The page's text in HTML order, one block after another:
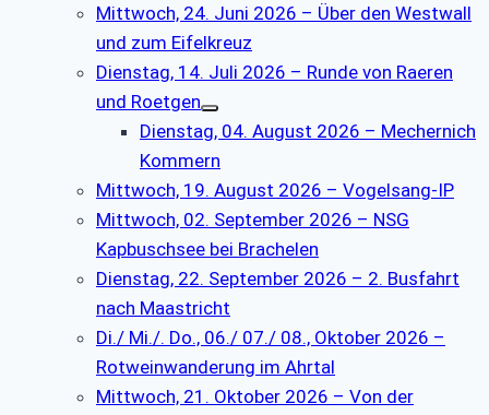
Mittwoch, 24. Juni 2026 – Über den Westwall
und zum Eifelkreuz
Dienstag, 14. Juli 2026 – Runde von Raeren
und Roetgen
Dienstag, 04. August 2026 – Mechernich
Kommern
Mittwoch, 19. August 2026 – Vogelsang-IP
Mittwoch, 02. September 2026 – NSG
Kapbuschsee bei Brachelen
Dienstag, 22. September 2026 – 2. Busfahrt
nach Maastricht
Di./ Mi./. Do., 06./ 07./ 08., Oktober 2026 –
Rotweinwanderung im Ahrtal
Mittwoch, 21. Oktober 2026 – Von der